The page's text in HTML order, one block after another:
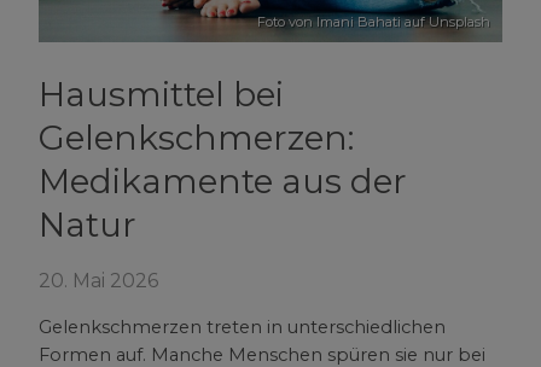
Foto vonImani BahatiaufUnsplash
Hausmittel bei
Gelenkschmerzen:
Medikamente aus der
Natur
20. Mai 2026
Gelenkschmerzen treten in unterschiedlichen
Formen auf. Manche Menschen spüren sie nur bei